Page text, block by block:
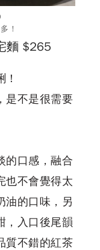
！
麵 $265
是不是很需要
的口感，融合
也不會覺得太
油的口味，另
，入口後尾韻
質不錯的紅茶